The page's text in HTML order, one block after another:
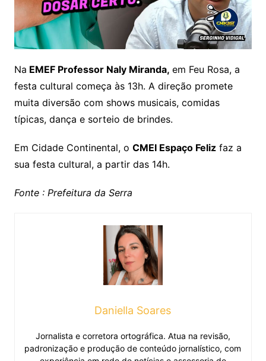
Na EMEF Professor Naly Miranda, em Feu Rosa, a
festa cultural começa às 13h. A direção promete
muita diversão com shows musicais, comidas
típicas, dança e sorteio de brindes.
Em Cidade Continental, o CMEI Espaço Felizfaz a
sua festa cultural, a partir das 14h.
Fonte : Prefeitura da Serra
Daniella Soares
Jornalista e corretora ortográfica. Atua na revisão,
padronização e produção de conteúdo jornalístico, com